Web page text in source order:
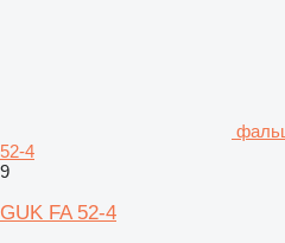
52-4
9
GUK FA 52-4